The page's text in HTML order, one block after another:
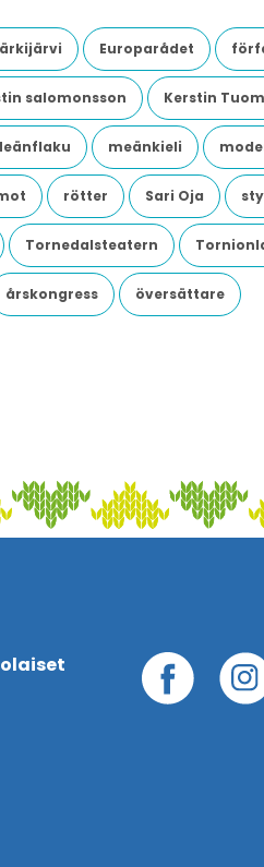
Europarådet
salomonsson Kerstin
meänkieli
rötter Sari Oja
Tornedalsteatern
årskongress översättare